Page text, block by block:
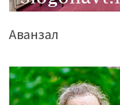
Аванзал